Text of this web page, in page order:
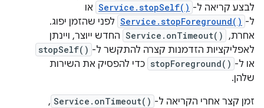
לבצע קריאה ל- Service.stopSelf() או
ל- Service.stopForeground() לפני שהזמן יפוג.
אחרת, Service.onTimeout() החדש ייוצר, ויינתן
לאפליקציות הזדמנות קצרה להתקשר ל- stopSelf()
או ל- stopForeground() כדי להפסיק את השירות
שלהן.
זמן קצר אחרי הקריאה ל- Service.onTimeout()
,